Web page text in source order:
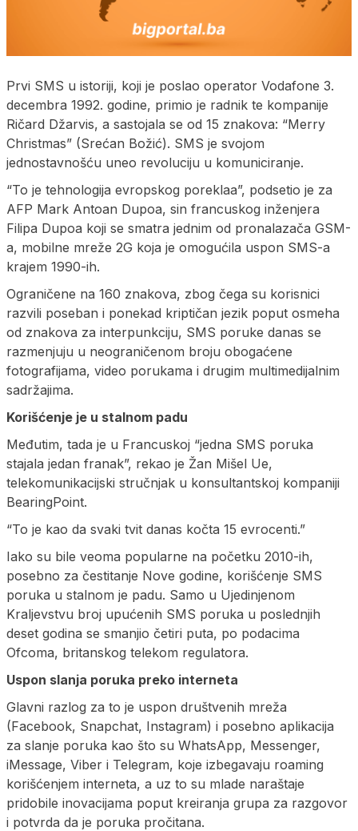
Prvi SMS u istoriji, koji je poslao operator Vodafone 3.
decembra 1992. godine, primio je radnik te kompanije
Ričard Džarvis, a sastojala se od 15 znakova: “Merry
Christmas” (Srećan Božić). SMS je svojom
jednostavnošću uneo revoluciju u komuniciranje.
“To je tehnologija evropskog poreklaa”, podsetio je za
AFP Mark Antoan Dupoa, sin francuskog inženjera
Filipa Dupoa koji se smatra jednim od pronalazača GSM-
a, mobilne mreže 2G koja je omogućila uspon SMS-a
krajem 1990-ih.
Ograničene na 160 znakova, zbog čega su korisnici
razvili poseban i ponekad kriptičan jezik poput osmeha
od znakova za interpunkciju, SMS poruke danas se
razmenjuju u neograničenom broju obogaćene
fotografijama, video porukama i drugim multimedijalnim
sadržajima.
Korišćenje je u stalnom padu
Međutim, tada je u Francuskoj “jedna SMS poruka
stajala jedan franak”, rekao je Žan Mišel Ue,
telekomunikacijski stručnjak u konsultantskoj kompaniji
BearingPoint.
“To je kao da svaki tvit danas kočta 15 evrocenti.”
Iako su bile veoma popularne na početku 2010-ih,
posebno za čestitanje Nove godine, korišćenje SMS
poruka u stalnom je padu. Samo u Ujedinjenom
Kraljevstvu broj upućenih SMS poruka u poslednjih
deset godina se smanjio četiri puta, po podacima
Ofcoma, britanskog telekom regulatora.
Uspon slanja poruka preko interneta
Glavni razlog za to je uspon društvenih mreža
(Facebook, Snapchat, Instagram) i posebno aplikacija
za slanje poruka kao što su WhatsApp, Messenger,
iMessage, Viber i Telegram, koje izbegavaju roaming
korišćenjem interneta, a uz to su mlade naraštaje
pridobile inovacijama poput kreiranja grupa za razgovor
i potvrda da je poruka pročitana.